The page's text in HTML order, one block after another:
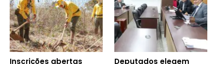
Inscrições abertas
Deputados elegem